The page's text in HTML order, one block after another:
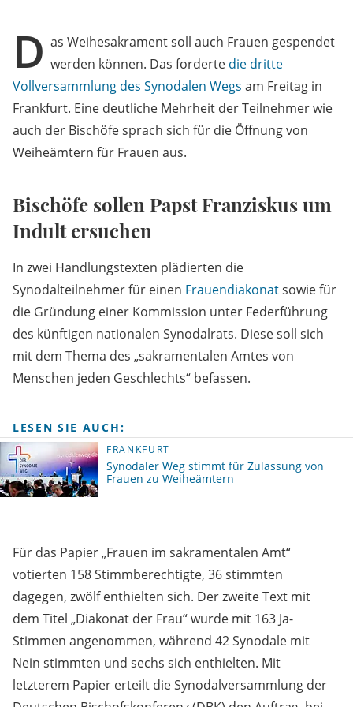
D as Weihesakrament soll auch Frauen gespendet
werden können. Das forderte die dritte
Vollversammlung des Synodalen Wegs am Freitag in
Frankfurt. Eine deutliche Mehrheit der Teilnehmer wie
auch der Bischöfe sprach sich für die Öffnung von
Weiheämtern für Frauen aus.
Bischöfe sollen Papst Franziskus um
Indult ersuchen
In zwei Handlungstexten plädierten die
Synodalteilnehmer für einen Frauendiakonatsowie für
die Gründung einer Kommission unter Federführung
des künftigen nationalen Synodalrats. Diese soll sich
mit dem Thema des „sakramentalen Amtes von
Menschen jeden Geschlechts“ befassen.
LESEN SIE AUCH:
FRANKFURT
Synodaler Weg stimmt für Zulassung von
Frauen zu Weiheämtern
Für das Papier „Frauen im sakramentalen Amt“
votierten 158 Stimmberechtigte, 36 stimmten
dagegen, zwölf enthielten sich. Der zweite Text mit
dem Titel „Diakonat der Frau“ wurde mit 163 Ja-
Stimmen angenommen, während 42 Synodale mit
Nein stimmten und sechs sich enthielten. Mit
letzterem Papier erteilt die Synodalversammlung der